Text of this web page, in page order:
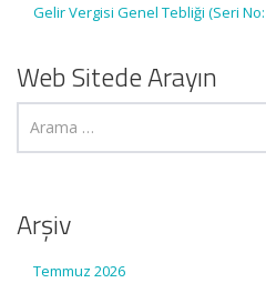
Gelir Vergisi Genel Tebliği (Seri No:
Web Sitede Arayın
Arşiv
Temmuz 2026